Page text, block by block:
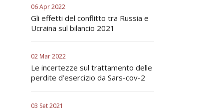
06 Apr 2022
Gli effetti del conflitto tra Russia e
Ucraina sul bilancio 2021
02 Mar 2022
Le incertezze sul trattamento delle
perdite d’esercizio da Sars-cov-2
03 Set 2021